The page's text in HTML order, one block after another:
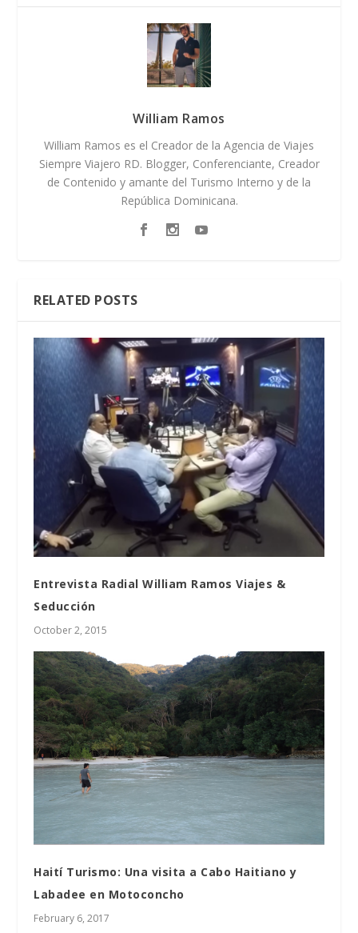
William Ramos
William Ramos es el Creador de la Agencia de Viajes
Siempre Viajero RD. Blogger, Conferenciante, Creador
de Contenido y amante del Turismo Interno y de la
República Dominicana.
RELATED POSTS
Entrevista Radial William Ramos Viajes &
Seducción
October 2, 2015
Haití Turismo: Una visita a Cabo Haitiano y
Labadee en Motoconcho
February 6, 2017